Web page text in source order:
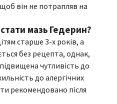
він не потрапляв на
мазь Гедерин?
старше 3-х років, а
без рецепта, однак,
чутливість до
до алергічних
рекомендовано після